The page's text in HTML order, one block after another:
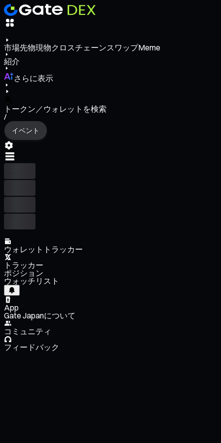
市場先物現物クロスチェーンスワップMeme
紹介
さらに表示
トークン／ウォレットを検索
/
イベント
ウォレットトラッカー
トラッカー
ポジション
ウォッチリスト
App
Gate Japanについて
コミュニティ
フィードバック